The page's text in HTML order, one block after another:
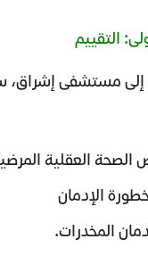
التقييم
إلى مستشفى إشراق،
العقلية
الإدمان
المخدرات.